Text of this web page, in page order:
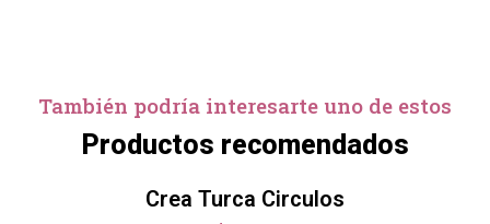
También podría interesarte uno de estos
Productos recomendados
Crea Turca Circulos